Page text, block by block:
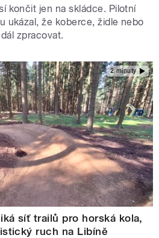
končit jen na skládce. Pilotní
ukázal, že koberce, židle nebo
zpracovat.
2 minuty
síť trailů pro horská kola,
ruch na Libíně